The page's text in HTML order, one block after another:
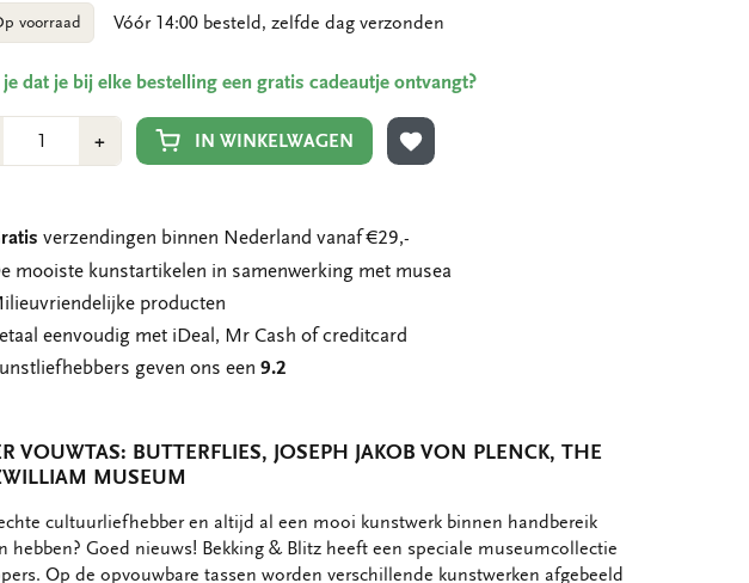
voorraad Vóór 14:00 besteld, zelfde dag verzonden
dat je bij elke bestelling een gratis cadeautje ontvangt?
+Plus
1
IN WINKELWAGEN
TOEVOEGEN AAN VERLANGLIJST
verzendingen binnen Nederland vanaf €29,-
mooiste kunstartikelen in samenwerking met musea
producten
eenvoudig met iDeal, Mr Cash of creditcard
geven ons een9.2
VOUWTAS: BUTTERFLIES, JOSEPH JAKOB VON PLENCK, THE
MUSEUM
cultuurliefhebber en altijd al een mooi kunstwerk binnen handbereik
hebben? Goed nieuws! Bekking & Blitz heeft een speciale museumcollectie
Op de opvouwbare tassen worden verschillende kunstwerken afgebeeld